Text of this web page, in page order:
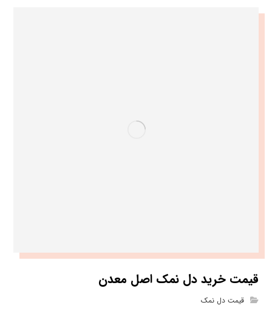
قیمت خرید دل نمک اصل معدن
قیمت دل نمک